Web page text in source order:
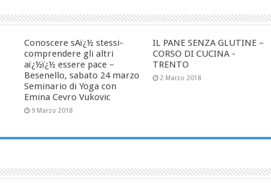
Conoscere sAï¿½ stessi-
comprendere gli altri
aï¿½ï¿½ essere pace –
Besenello, sabato 24 marzo
Seminario di Yoga con
Emina Cevro Vukovic
9 Marzo 2018
IL PANE SENZA GLUTINE –
CORSO DI CUCINA -
TRENTO
2 Marzo 2018